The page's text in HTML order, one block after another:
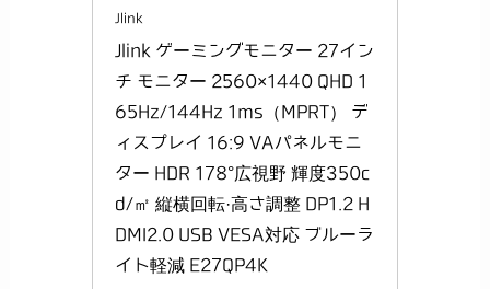
Jlink
Jlink ゲーミングモニター 27イン
チ モニター 2560×1440 QHD 1
65Hz/144Hz 1ms（MPRT） デ
ィスプレイ 16:9 VAパネルモニ
ター HDR 178°広視野 輝度350c
d/㎡ 縦横回転·高さ調整 DP1.2 H
DMI2.0 USB VESA対応 ブルーラ
イト軽減 E27QP4K